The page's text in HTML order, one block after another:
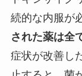
続的な内服が
された薬は全
症状が改善し